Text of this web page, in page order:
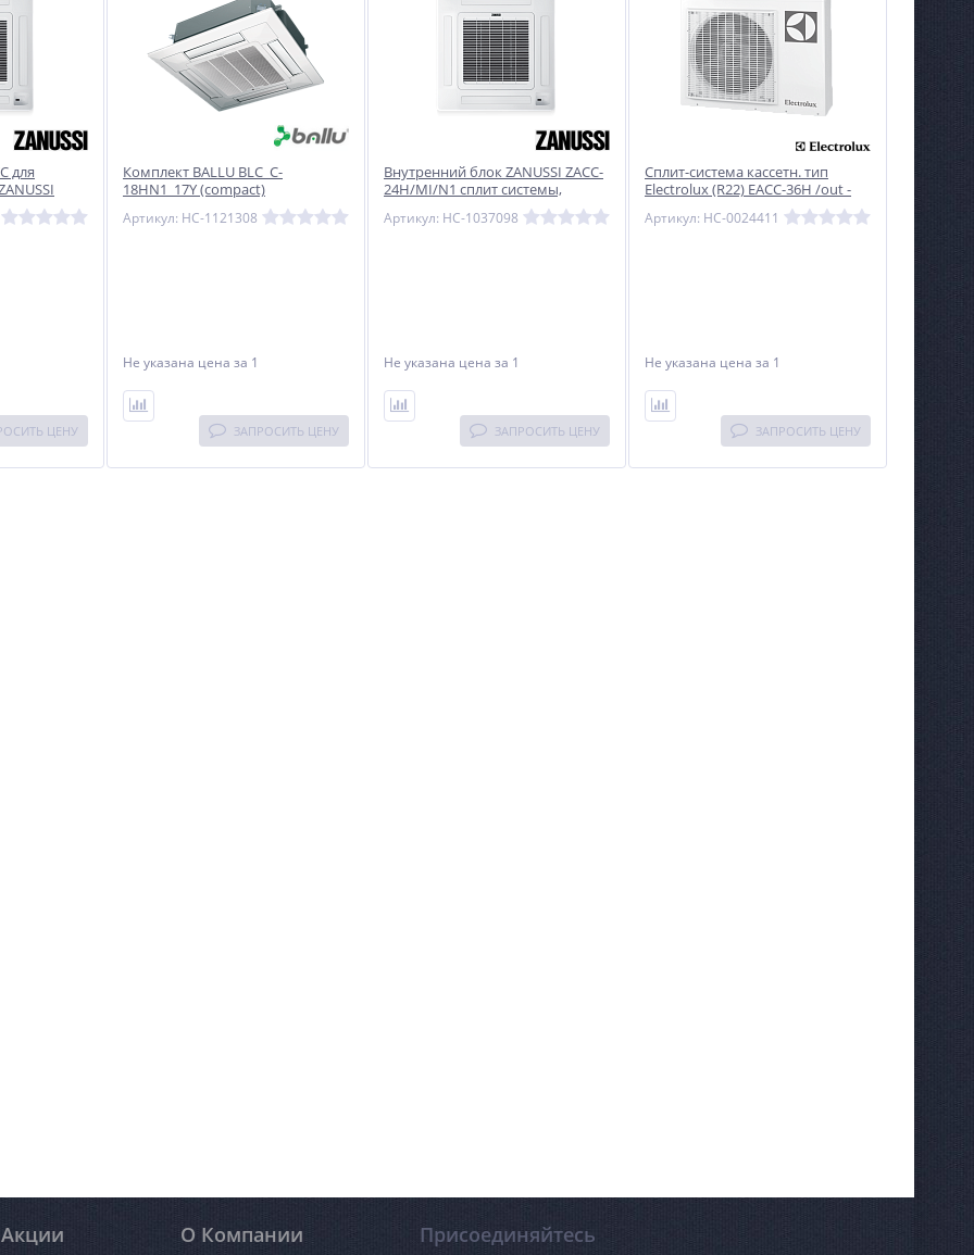
для
ЦЕНУ
Комплект BALLU BLC_C-
18HN1_17Y (compact)
полупромышленной сплит-
системы, кассетного типа
Артикул: НС-1121308
Не указана цена за 1
ЗАПРОСИТЬ ЦЕНУ
Внутренний блок ZANUSSI ZACC-
24H/MI/N1 сплит системы,
Артикул: НС-1037098
Не указана цена за 1
ЗАПРОСИТЬ ЦЕНУ
Сплит-система кассетн. тип
Electrolux (R22) EACC-36H /out -
Артикул: НС-0024411
Не указана цена за 1
ЗАПРОСИТЬ ЦЕНУ
Акции О Компании Присоединяйтесь